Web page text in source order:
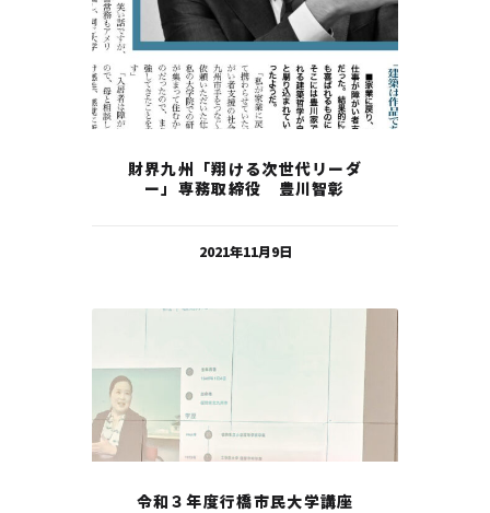
財界九州「翔ける次世代リーダ
ー」専務取締役 豊川智彰
2021年11月9日
令和３年度行橋市民大学講座